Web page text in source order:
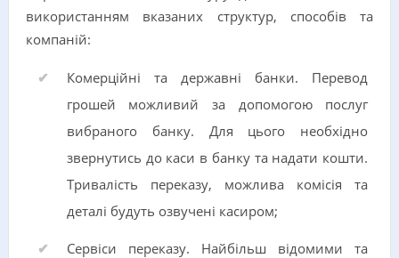
використанням вказаних структур, способів та
компаній:
Комерційні та державні банки. Перевод
грошей можливий за допомогою послуг
вибраного банку. Для цього необхідно
звернутись до каси в банку та надати кошти.
Тривалість переказу, можлива комісія та
деталі будуть озвучені касиром;
Сервіси переказу. Найбільш відомими та